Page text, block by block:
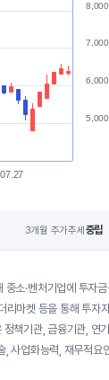
07.27
5,000
6,000
7,000
8,000
3개월 주가추세중립
소·벤처기업에 투자
마켓 등을 통해 투자
책기관, 금융기관, 연
업화능력, 재무적